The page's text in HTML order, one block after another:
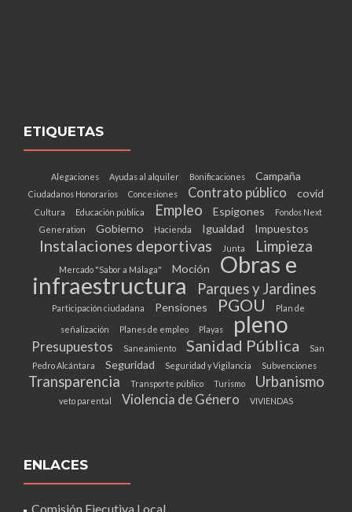
ETIQUETAS
Alegaciones Ayudas al alquiler Bonificaciones Campaña
Ciudadanos Honorarios Concesiones Contrato público covid
Cultura Educación pública Empleo Espigones
Fondos Next
Generation
Gobierno Hacienda Igualdad Impuestos
Instalaciones deportivas Junta Limpieza
Mercado "Sabor a Málaga" Moción Obras e
infraestructura Parques y Jardines
Participación ciudadana Pensiones PGOU Plan de
señalización Planes de empleo Playas pleno
Presupuestos Saneamiento Sanidad Pública
San
Pedro Alcántara
Seguridad Seguridad y Vigilancia Subvenciones
Transparencia Transporte público Turismo Urbanismo
veto parental Violencia de Género VIVIENDAS
ENLACES
Comisión Ejecutiva Local